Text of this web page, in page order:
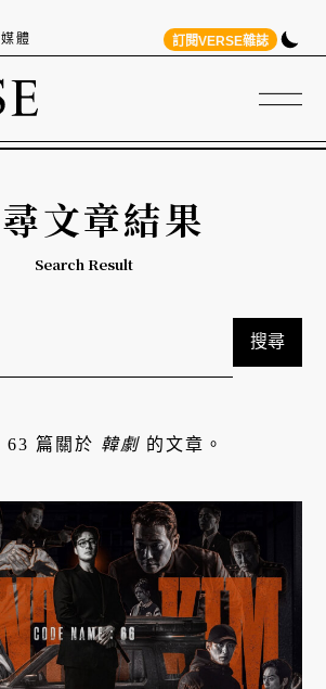
體 訂閱VERSE雜誌
文章結果
Search Result
搜尋
63 篇關於 韓劇 的文章。